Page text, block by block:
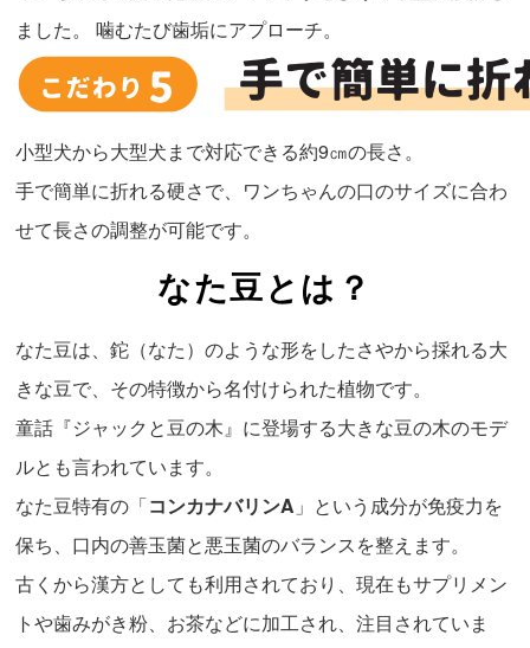
ました。 噛むたび歯垢にアプローチ。
小型犬から大型犬まで対応できる約9㎝の長さ。
手で簡単に折れる硬さで、ワンちゃんの口のサイズに合わ
せて長さの調整が可能です。
なた豆とは？
なた豆は、鉈（なた）のような形をしたさやから採れる大
きな豆で、その特徴から名付けられた植物です。
童話『ジャックと豆の木』に登場する大きな豆の木のモデ
ルとも言われています。
なた豆特有の「コンカナバリンA 」という成分が免疫力を
保ち、口内の善玉菌と悪玉菌のバランスを整えます。
古くから漢方としても利用されており、現在もサプリメン
トや歯みがき粉、お茶などに加工され、注目されていま